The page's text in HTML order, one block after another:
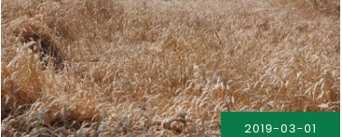
2019-03-01